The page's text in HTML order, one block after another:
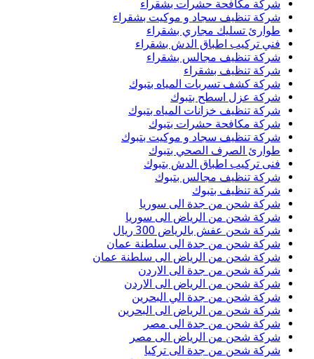
شركة مكافحة حشرات بشقراء
شركة تنظيف سجاد و موكيت بشقراء
طوارئ تسليك مجاري بشقراء
فني تركيب اطباق الدش بشقراء
شركة تنظيف مجالس بشقراء
شركة تنظيف بشقراء
شركة كشف تسربات المياه بتبوك
شركة عزل اسطح بتبوك
شركة تنظيف خزانات المياه بتبوك
شركة مكافحة حشرات بتبوك
شركة تنظيف سجاد و موكيت بتبوك
طوارئ الصرف الصحي بتبوك
فنى تركيب اطباق الدش بتبوك
شركة تنظيف مجالس بتبوك
شركة تنظيف بتبوك
شركة شحن من جدة الى سوريا
شركة شحن من الرياض الى سوريا
شركة شحن عفش بالرياض 300 ريال
شركة شحن من جدة الى سلطنة عمان
شركة شحن من الرياض الى سلطنة عمان
شركة شحن من جدة الى الاردن
شركة شحن من الرياض الى الاردن
شركة شحن من جدة الي البحرين
شركة شحن من الرياض الى البحرين
شركة شحن من جدة الى مصر
شركة شحن من الرياض الى مصر
شركة شحن من جدة الى تركيا